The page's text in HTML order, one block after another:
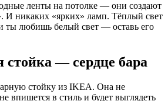
ленты на потолке — они создают
И никаких «ярких» ламп. Тёплый свет
ты любишь белый свет — оставь его
— сердце бара
стойку из IKEA. Она не
впишется в стиль и будет выглядеть